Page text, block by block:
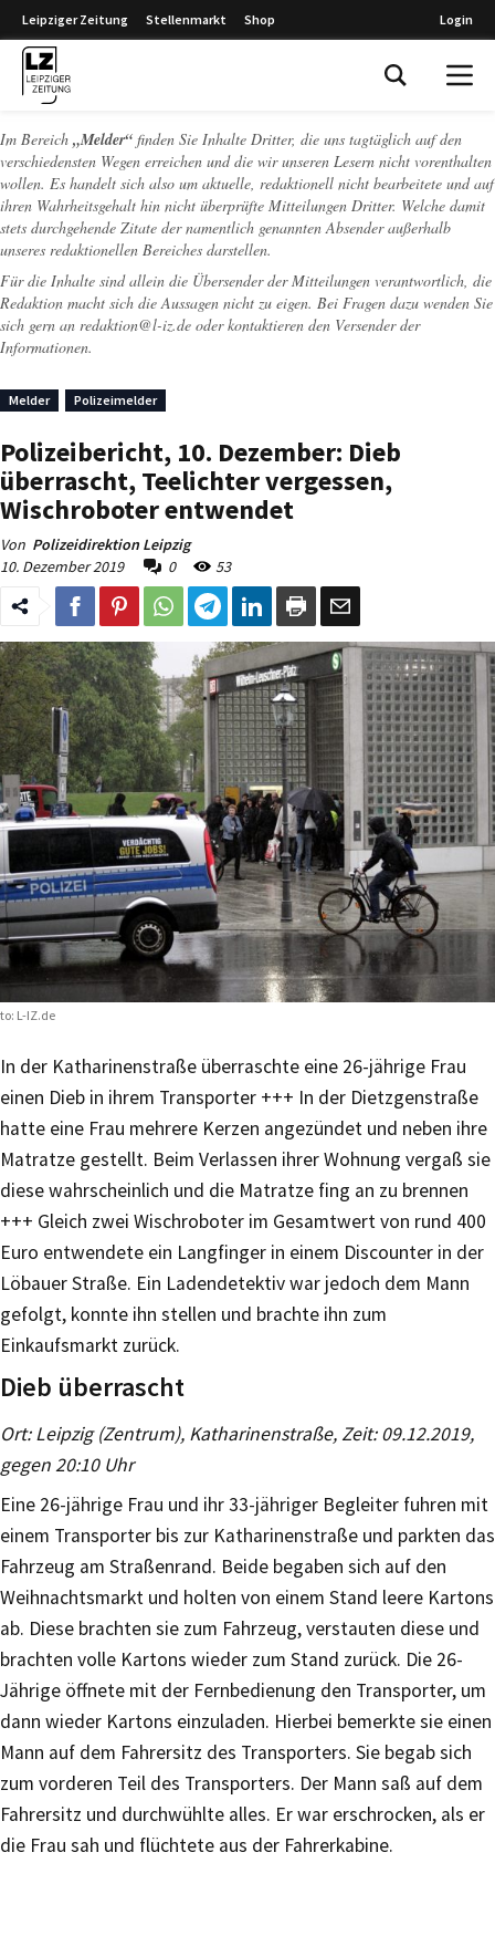
Leipziger Zeitung Stellenmarkt Shop Login
Im Bereich „Melder“ finden Sie Inhalte Dritter, die uns tagtäglich auf den
verschiedensten Wegen erreichen und die wir unseren Lesern nicht vorenthalten
wollen. Es handelt sich also um aktuelle, redaktionell nicht bearbeitete und auf
ihren Wahrheitsgehalt hin nicht überprüfte Mitteilungen Dritter. Welche damit
stets durchgehende Zitate der namentlich genannten Absender außerhalb
unseres redaktionellen Bereiches darstellen.
Für die Inhalte sind allein die Übersender der Mitteilungen verantwortlich, die
Redaktion macht sich die Aussagen nicht zu eigen. Bei Fragen dazu wenden Sie
sich gern an redaktion@l-iz.de oder kontaktieren den Versender der
Informationen.
Melder Polizeimelder
Polizeibericht, 10. Dezember: Dieb
überrascht, Teelichter vergessen,
Wischroboter entwendet
Von Polizeidirektion Leipzig
10. Dezember 2019
0 53
L-IZ.de
In der Katharinenstraße überraschte eine 26-jährige Frau
einen Dieb in ihrem Transporter +++ In der Dietzgenstraße
hatte eine Frau mehrere Kerzen angezündet und neben ihre
Matratze gestellt. Beim Verlassen ihrer Wohnung vergaß sie
diese wahrscheinlich und die Matratze fing an zu brennen
+++ Gleich zwei Wischroboter im Gesamtwert von rund 400
Euro entwendete ein Langfinger in einem Discounter in der
Löbauer Straße. Ein Ladendetektiv war jedoch dem Mann
gefolgt, konnte ihn stellen und brachte ihn zum
Einkaufsmarkt zurück.
Dieb überrascht
Ort: Leipzig (Zentrum), Katharinenstraße, Zeit: 09.12.2019,
gegen 20:10 Uhr
Eine 26-jährige Frau und ihr 33-jähriger Begleiter fuhren mit
einem Transporter bis zur Katharinenstraße und parkten das
Fahrzeug am Straßenrand. Beide begaben sich auf den
Weihnachtsmarkt und holten von einem Stand leere Kartons
ab. Diese brachten sie zum Fahrzeug, verstauten diese und
brachten volle Kartons wieder zum Stand zurück. Die 26-
Jährige öffnete mit der Fernbedienung den Transporter, um
dann wieder Kartons einzuladen. Hierbei bemerkte sie einen
Mann auf dem Fahrersitz des Transporters. Sie begab sich
zum vorderen Teil des Transporters. Der Mann saß auf dem
Fahrersitz und durchwühlte alles. Er war erschrocken, als er
die Frau sah und flüchtete aus der Fahrerkabine.